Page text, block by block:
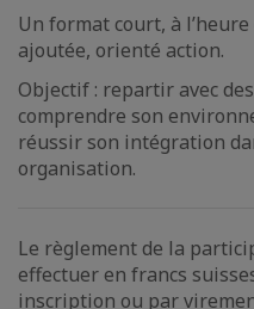
Un format court, à
ajoutée, orienté action.
Objectif : repartir avec
comprendre son
réussir son intégration
organisation.
Le règlement de la
effectuer en francs
inscription ou par